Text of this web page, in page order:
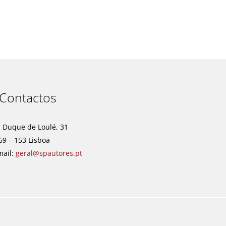
Contactos
Duque de Loulé, 31
– 153 Lisboa
geral@spautores.pt